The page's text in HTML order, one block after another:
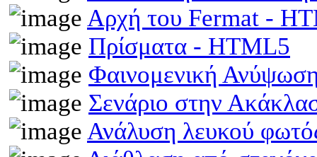
Αρχή του Fermat -
Πρίσματα - HTML5
Φαινομενική
Σενάριο στην
Ανάλυση λευκού